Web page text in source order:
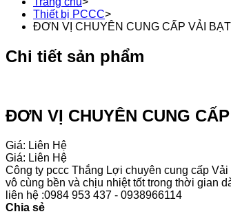
Thiết bị PCCC>
ĐƠN VỊ CHUYÊN CUNG CẤP VẢI
Chi tiết sản phẩm
ĐƠN VỊ CHUYÊN CUNG
Giá: Liên Hệ
Giá: Liên Hệ
Công ty pccc Thắng Lợi chuyên cung cấp
vô cùng bền và chịu nhiệt tốt trong thời gian
liên hệ :0984 953 437 - 0938966114
Chia sẻ